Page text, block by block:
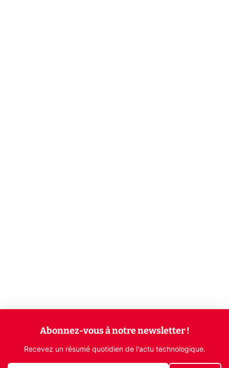
Abonnez-vous à notre newsletter !
Recevez un résumé quotidien de l'actu technologique.